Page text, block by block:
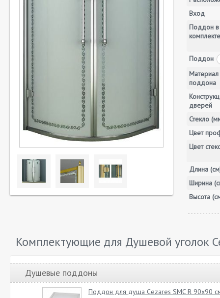
Вход
Поддон в
комплекте
Поддон
Материал
поддона
дверей
Стекло
Цвет
Цвет
Длина
Ширина
Высота
Комплектующие для Душевой уголок
Душевые поддоны
Поддон для душа Cezares SMC R 90x90